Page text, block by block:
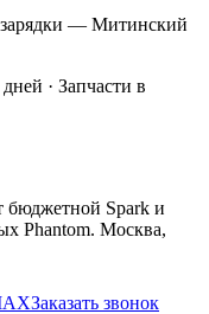
зарядки — Митинский
· Запчасти в
Spark и
Phantom. Москва,
Заказать звонок